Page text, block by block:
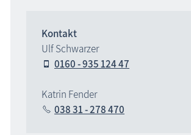
Kontakt
Ulf Schwarzer
0160 - 935 124 47
Katrin Fender
038 31 - 278 470